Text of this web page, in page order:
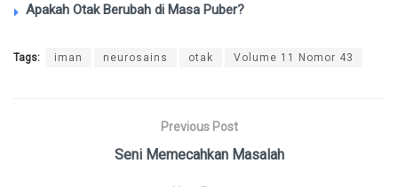
Apakah Otak Berubah di Masa Puber?
Tags: iman neurosains otak Volume 11 Nomor 43
Previous Post
Seni Memecahkan Masalah